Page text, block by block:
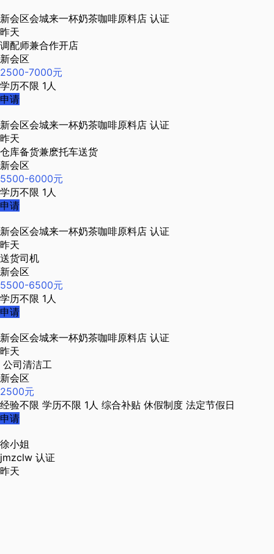
新会区会城来一杯奶茶咖啡原料店 认证
昨天
调配师兼合作开店
新会区
2500-7000元
学历不限 1人
申请
新会区会城来一杯奶茶咖啡原料店 认证
昨天
仓库备货兼麽托车送货
新会区
5500-6000元
学历不限 1人
申请
新会区会城来一杯奶茶咖啡原料店 认证
昨天
送货司机
新会区
5500-6500元
学历不限 1人
申请
新会区会城来一杯奶茶咖啡原料店 认证
昨天
公司清洁工
新会区
2500元
经验不限 学历不限 1人 综合补贴 休假制度 法定节假日
申请
徐小姐
jmzclw 认证
昨天